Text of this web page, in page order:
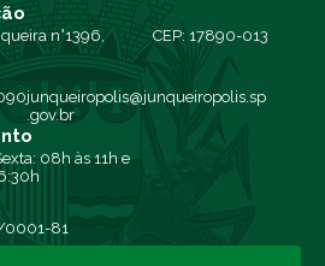
n°1396,
CEP: 17890-013
junqueiropolis@junqueiropolis.sp
.gov.br
08h às 11h e
81